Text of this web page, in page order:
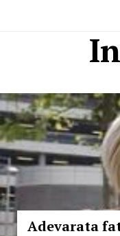
Adevarata